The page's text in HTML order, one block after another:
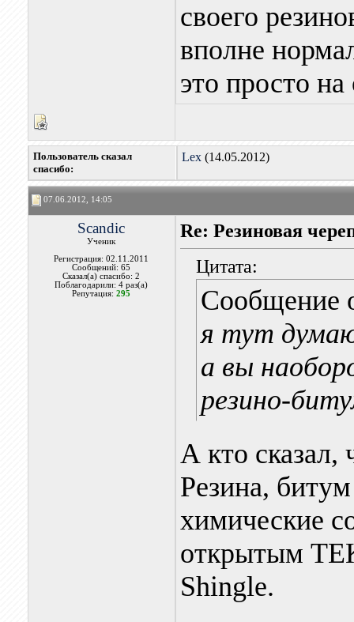
своего
вполне
это просто
Пользователь сказал
cпасибо:
Lex(14.05.2012)
07.06.2012, 14:05
Scandic
Ученик
Регистрация: 02.11.2011
Сообщений: 65
Сказал(а) спасибо: 2
Поблагодарили: 4 раз(а)
Репутация:295
Re: Резиновая
Цитата:
Сообщение
я тут
а вы
резино-
А кто сказал,
Резина,
химические
открытым
Shingle.